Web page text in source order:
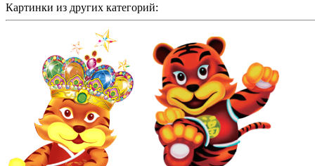
Картинки из других категорий: